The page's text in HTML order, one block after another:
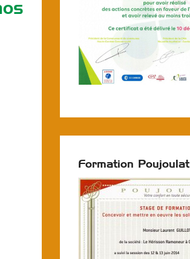
Formation Poujoulat